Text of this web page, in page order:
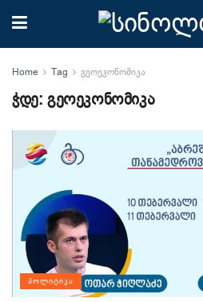
Home Tag გეოეკონომიკა
ჭდე: გეოეკონომიკა
ᲞᲝᲚᲘᲢᲘᲙᲐ